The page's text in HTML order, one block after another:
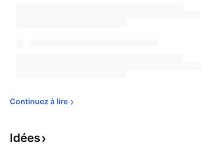
Continuez à lire
Idées